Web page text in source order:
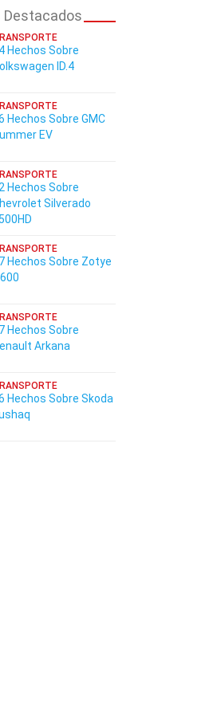
Destacados
Hechos Sobre
ID.4
Hechos Sobre GMC
EV
Hechos Sobre
Silverado
Hechos Sobre Zotye
Hechos Sobre
Arkana
Hechos Sobre Skoda